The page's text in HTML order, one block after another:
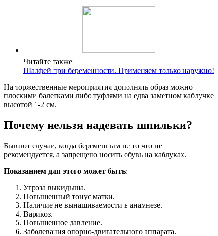
Читайте также:
Шалфей при беременности. Применяем только наружно!
На торжественные мероприятия дополнять образ можно
плоскими балетками либо туфлями на едва заметном каблучке
высотой 1-2 см.
Почему нельзя надевать шпильки?
Бывают случаи, когда беременным не то что не
рекомендуется, а запрещено носить обувь на каблуках.
Показанием для этого может быть:
Угроза выкидыша.
Повышенный тонус матки.
Наличие не вынашиваемости в анамнезе.
Варикоз.
Повышенное давление.
Заболевания опорно-двигательного аппарата.